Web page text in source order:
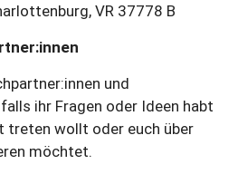
VR 37778 B
und
ihr Fragen oder Ideen habt
treten wollt oder euch über
möchtet.